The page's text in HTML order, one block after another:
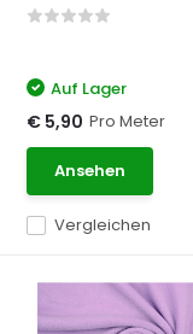
Vergleichen
Auf Lager
€ 5,90 Pro Meter
Ansehen